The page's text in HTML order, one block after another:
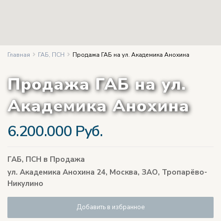
Главная ГАБ, ПСН Продажа ГАБ на ул. Академика Анохина
Продажа ГАБ на ул.
Академика Анохина
6.200.000 Руб.
ГАБ, ПСН в Продажа
ул. Академика Анохина 24, Москва, ЗАО, ​Тропарёво-
Никулино
Добавить в избранное